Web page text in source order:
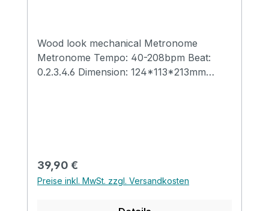
Wood look mechanical Metronome
Metronome Tempo: 40-208bpm Beat:
0.2.3.4.6 Dimension: 124*113*213mm
Regulärer Preis:
39,90 €
Preise inkl. MwSt. zzgl. Versandkosten